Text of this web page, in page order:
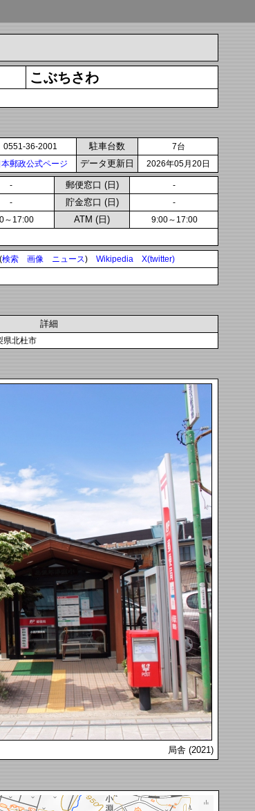
こぶちさわ
0551-36-2001 駐車台数 7台
本郵政公式ページ データ更新日 2026年05月20日
- 郵便窓口 (日) -
- 貯金窓口 (日) -
～17:00 ATM (日) 9:00～17:00
検索 画像 ニュース) Wikipedia X(twitter)
詳細
県北杜市
局舎 (2021)